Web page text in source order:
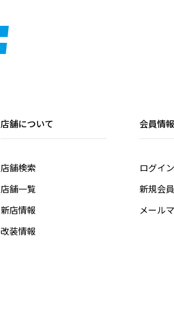
店舗について
店舗検索
店舗一覧
新店情報
改装情報
会員情
ログイン
新規会
メール